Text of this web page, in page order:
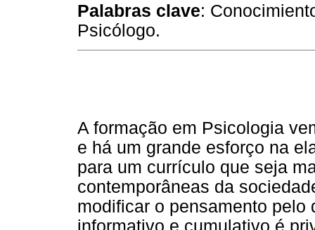
Palabras clave:
Psicólogo.
A formação em Psicologia
e há um grande esforço na
para um currículo que seja
contemporâneas da
modificar o pensamento